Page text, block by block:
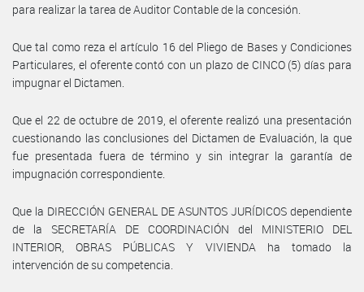
para realizar la tarea de Auditor Contable de la concesión.
Que tal como reza el artículo 16 del Pliego de Bases y Condiciones
Particulares, el oferente contó con un plazo de CINCO (5) días para
impugnar el Dictamen.
Que el 22 de octubre de 2019, el oferente realizó una presentación
cuestionando las conclusiones del Dictamen de Evaluación, la que
fue presentada fuera de término y sin integrar la garantía de
impugnación correspondiente.
Que la DIRECCIÓN GENERAL DE ASUNTOS JURÍDICOS dependiente
de la SECRETARÍA DE COORDINACIÓN del MINISTERIO DEL
INTERIOR, OBRAS PÚBLICAS Y VIVIENDA ha tomado la
intervención de su competencia.